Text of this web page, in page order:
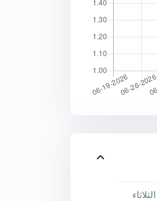
الثلاثاء